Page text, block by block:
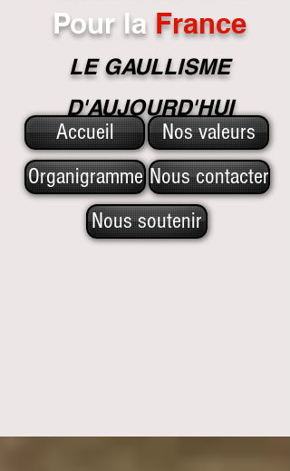
Pour la France
LE GAULLISME
D'AUJOURD'HUI
Accueil
Nos valeurs
Organigramme Nous contacter
Nous soutenir